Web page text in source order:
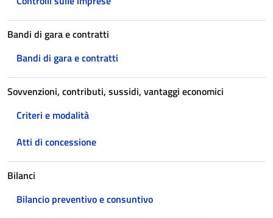
Bandi di gara e contratti
Bandi di gara e contratti
Sovvenzioni, contributi, sussidi, vantaggi economici
Criteri e modalità
Atti di concessione
Bilanci
Bilancio preventivo e consuntivo